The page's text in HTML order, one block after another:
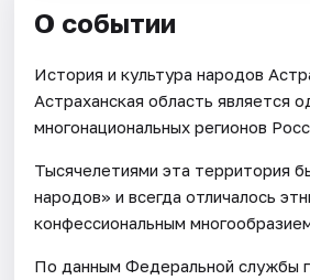
О событии
История и культура народов
Астраханская область является
многонациональных регионов
Тысячелетиями эта территория
народов» и всегда отличалось
конфессиональным
По данным Федеральной службы